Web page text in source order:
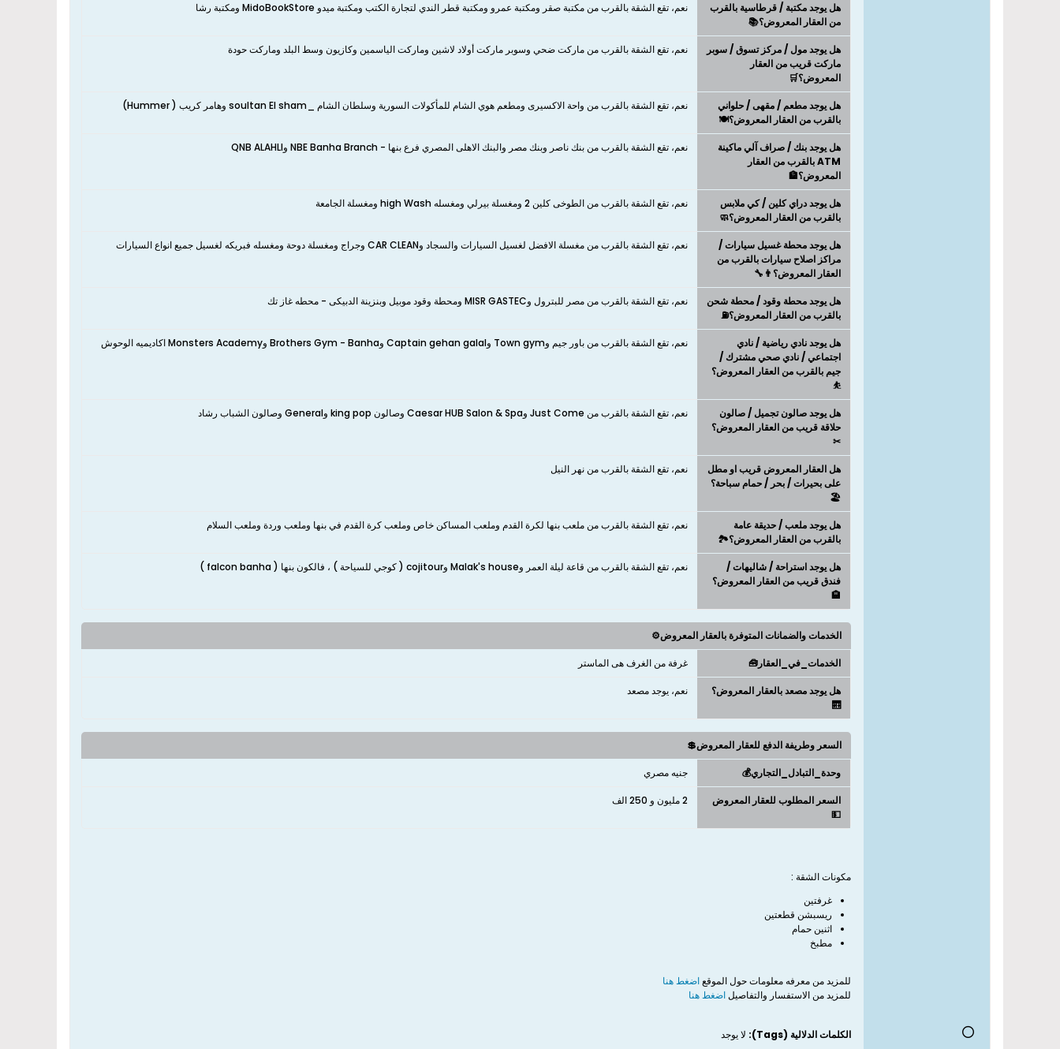
هل يوجد مكتبة / قرطاسية بالقرب
من العقار المعروض؟📚
نعم، تقع الشقة بالقرب من مكتبة صقر ومكتبة عمرو ومكتبة قطر الندي لتجارة الكتب ومكتبة ميدو MidoBookStore ومكتبة رشا
هل يوجد مول / مركز تسوق / سوبر
ماركت قريب من العقار
المعروض؟🛒
نعم، تقع الشقة بالقرب من ماركت ضحي وسوبر ماركت أولاد لاشين وماركت الياسمين وكازيون وسط البلد وماركت حودة
هل يوجد مطعم / مقهى / حلواني
بالقرب من العقار المعروض؟🍽️
نعم، تقع الشقة بالقرب من واحة الاكسيرى ومطعم هوي الشام للمأكولات السورية وسلطان الشام _soultan El sham وهامر كريب ( Hummer)
هل يوجد بنك / صراف آلي ماكينة
ATM بالقرب من العقار
المعروض؟🏦
نعم، تقع الشقة بالقرب من بنك ناصر وبنك مصر والبنك الاهلى المصري فرع بنها - NBE Banha Branch وQNB ALAHLI
هل يوجد دراي كلين / كي ملابس
بالقرب من العقار المعروض؟🧼
نعم، تقع الشقة بالقرب من الطوخى كلين 2 ومغسلة بيرلي ومغسله high Wash ومغسلة الجامعة
هل يوجد محطة غسيل سيارات /
مراكز اصلاح سيارات بالقرب من
العقار المعروض؟👨‍🔧
نعم، تقع الشقة بالقرب من مغسلة الافضل لغسيل السيارات والسجاد وCAR CLEAN وجراج ومغسلة دوحة ومغسله فبريكه لغسيل جميع انواع السيارات
هل يوجد محطة وقود / محطة شحن
بالقرب من العقار المعروض؟⛽
نعم، تقع الشقة بالقرب من مصر للبترول وMISR GASTEC ومحطة وقود موبيل وبنزينة الدبيكى - محطه غاز تك
هل يوجد نادي رياضية / نادي
اجتماعي / نادي صحي مشترك /
جيم بالقرب من العقار المعروض؟
⛹
نعم، تقع الشقة بالقرب من باور جيم وTown gym وCaptain gehan galal وBrothers Gym - Banha وMonsters Academy اكاديميه الوحوش
هل يوجد صالون تجميل / صالون
حلاقة قريب من العقار المعروض؟
✂
نعم، تقع الشقة بالقرب من Just Come وCaesar HUB Salon & Spa وصالون king pop وGeneral وصالون الشباب رشاد
هل العقار المعروض قريب او مطل
على بحيرات / بحر / حمام سباحة؟
🏖️
نعم، تقع الشقة بالقرب من نهر النيل
هل يوجد ملعب / حديقة عامة
بالقرب من العقار المعروض؟🏞️
نعم، تقع الشقة بالقرب من ملعب بنها لكرة القدم وملعب المساكن خاص وملعب كرة القدم في بنها وملعب وردة وملعب السلام
هل يوجد استراحة / شاليهات /
فندق قريب من العقار المعروض؟
🏨
نعم، تقع الشقة بالقرب من قاعة ليلة العمر وMalak's house وcojitour ( كوجي للسياحة ) ، فالكون بنها ( falcon banha )
الخدمات والضمانات المتوفرة بالعقار المعروض⚙️
الخدمات_في_العقار🧰 غرفة من الغرف هى الماستر
هل يوجد مصعد بالعقار المعروض؟
🛗
نعم، يوجد مصعد
السعر وطريفة الدفع للعقار المعروض💲
وحدة_التبادل_التجاري💰 جنيه مصري
السعر المطلوب للعقار المعروض
💵
2 مليون و 250 الف
مكونات الشقة :
غرفتين
ريسبشن قطعتين
اثنين حمام
مطبخ
للمزيد من معرفه معلومات حول الموقعاضغط هنا
للمزيد من الاستفسار والتفاصيلاضغط هنا
الكلمات الدلالية (Tags): لا يوجد